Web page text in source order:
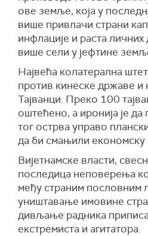
ове земље, која у
више привлачи страни
инфлације и раста
више сели у јефтине
Највећа колатерална
против кинеске државе и
Тајванци. Преко 100
оштећено, а иронија је
тог острва управо
да би смањили економску
Вијетнамске власти,
последица неповерења
међу страним пословним
уништавање имовине
дивљање радника
екстремиста и агитатора.